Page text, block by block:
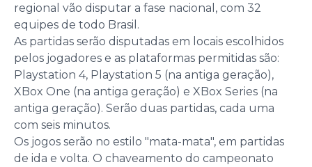
regional vão disputar a fase nacional, com 32
equipes de todo Brasil.
As partidas serão disputadas em locais escolhidos
pelos jogadores e as plataformas permitidas são:
Playstation 4, Playstation 5 (na antiga geração),
XBox One (na antiga geração) e XBox Series (na
antiga geração). Serão duas partidas, cada uma
com seis minutos.
Os jogos serão no estilo "mata-mata", em partidas
de ida e volta. O chaveamento do campeonato